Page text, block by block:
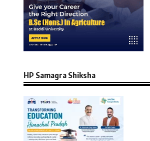
HP Samagra Shiksha